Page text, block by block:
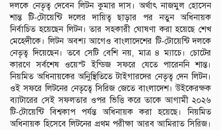
দলকে নেতৃত্ব দেবেন লিটন কুমার দাস। অর্থাৎ নাজমুল হোসেন
শান্ত টি-টোয়েন্টি দলের দায়িত্ব ছাড়ার পর নতুন অধিনায়ক
নির্বাচিত হয়েছেন লিটন। তার সহকারী ঘোষণা করা হয়েছে শেখ
মেহেদীকে। লিটন অবশ্য আগেও বাংলাদেশের টি-টোয়েন্টি দলকে
নেতৃত্ব দিয়েছেন। তবে সেটি বেশি নয়, মাত্র ৪ ম্যাচে। চোটের
কারণে সর্বশেষ ওয়েস্ট ইন্ডিজ সফরে যেতে পারেননি শান্ত।
নিয়মিত অধিনায়কের অনুিস্থিতিতে টাইগারদের নেতৃত্ব দেন লিটন।
ওই সফরে লিটনের নেতৃত্বে সিরিজ জেতে বাংলাদেশ। উইকেরক্ষক
ব্যাটারের সেই সফলতার ওপর ভিত্তি করে তাকে আগামী ২০২৬
টি-টোয়েন্টি বিশ্বকাপ পর্যন্ত অধিনায়ক করা হয়েছে। নিয়মিত
অধিনায়ক হিসেবে লিটনের প্রথম পরীক্ষা আরব আমিরাত সিরিজ।